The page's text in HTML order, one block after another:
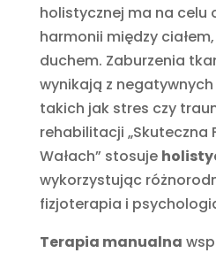
holistycznej ma na celu
harmonii między
duchem. Zaburzenia
wynikają z
takich jak stres czy
rehabilitacji „Skuteczna
Wałach” stosuje
wykorzystując
fizjoterapia i
Terapia manualna